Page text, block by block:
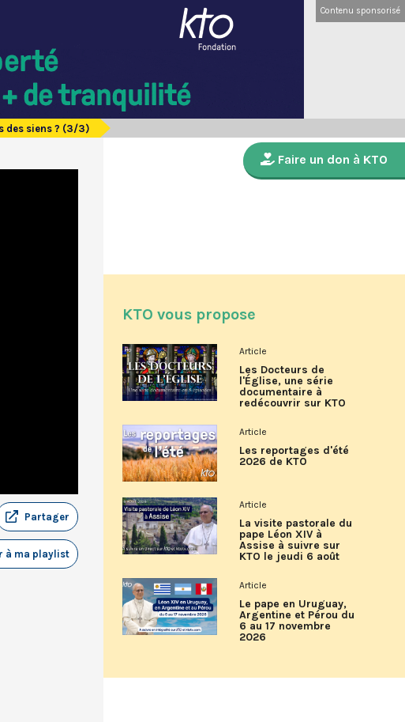
Contenu sponsorisé
des siens ? (3/3)
Partager
à ma playlist
Faire un don à KTO
KTO vous propose
Article
Les Docteurs de
l'Église, une série
documentaire à
redécouvrir sur KTO
Article
Les reportages d'été
2026 de KTO
Article
La visite pastorale du
pape Léon XIV à
Assise à suivre sur
KTO le jeudi 6 août
Article
Le pape en Uruguay,
Argentine et Pérou du
6 au 17 novembre
2026